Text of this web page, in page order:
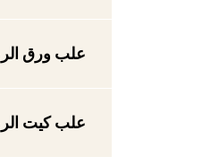
علب ورق
علب كيت